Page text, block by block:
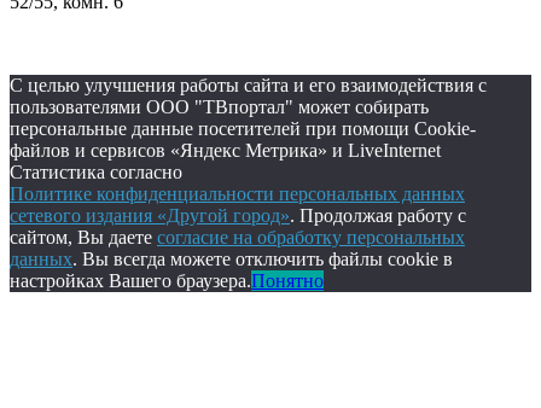
С целью улучшения работы сайта и его взаимодействия с
пользователями ООО "ТВпортал" может собирать
персональные данные посетителей при помощи Cookie-
файлов и сервисов «Яндекс Метрика» и LiveInternet
Статистика согласно
Политике конфиденциальности персональных данных
сетевого издания «Другой город». Продолжая работу с
сайтом, Вы даете согласие на обработку персональных
данных. Вы всегда можете отключить файлы cookie в
настройках Вашего браузера.Понятно